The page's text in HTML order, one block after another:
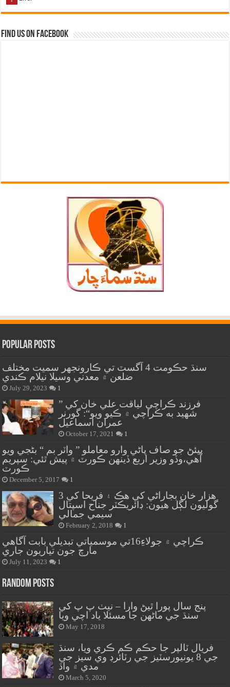
Find us on Facebook
Popular Posts
سنڌ حڪومت 4 آگسٽ تي ڪارونجهر سميت مختلف
ضلعن ۾ معدني وسيلا نيلام ڪندي
July 29, 2023 1
” فرزند ڪراچي لياقت علي خان کي
شهيد به ڪراچي ۾ ڪيو ويو“: گورنر
عمران اسماعيل
October 17, 2021 1
پيئڻ جو صاف پاڻي وارو معاملو ” واٽر بم “ بڻجي ويو
آهي،وڏو وزير اربع ڏينهن ڪورٽ ۾ پيش ٿئي: سپريم
ڪورٽ
December 5, 2017 1
هزار خان بجاراڻي کي هڪ ۽ فريحا کي 3
گوليون لڳل هيون: ڊائريڪٽر جناح اسپتال
سيمي جمالي
February 2, 2018 1
ڪراچي ۾ جولاءِ16تي موسمياتي تبديلي بابت آگاهي
مارچ جون تياريون جاري
July 11, 2023 1
Random Posts
پنج سال پورا ٿيڻ وارا – نيٺ پ پ کي
سنڌ جي ماڻهن جا مسئلا ياد اچي ويا
May 17, 2018
فريال ٽالپر جا حڪم ڪم ڪري ويا، سنڌ
جي 8 يونيورسٽيز جي رٽائرڊ وي سيز جي
مدي ۾ واڌ
March 5, 2020